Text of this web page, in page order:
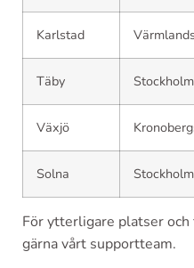
Karlstad
Täby
Växjö
Solna
För ytterligare platser
gärna vårt supportteam.